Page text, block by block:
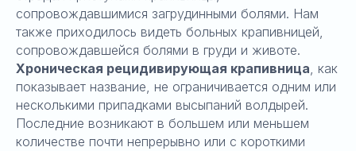
сопровождавшимися загрудинными болями. Нам
также приходилось видеть больных крапивницей,
сопровождавшейся болями в груди и животе.
Хроническая рецидивирующая крапивница, как
показывает название, не ограничивается одним или
несколькими припадками высыпаний волдырей.
Последние возникают в большем или меньшем
количестве почти непрерывно или с короткими